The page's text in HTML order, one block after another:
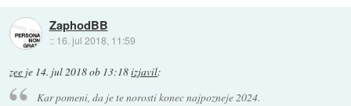
ZaphodBB
:: 16. jul 2018, 11:59
zee je 14. jul 2018 ob 13:18izjavil:
Kar pomeni, da je te norosti konec najpozneje 2024.